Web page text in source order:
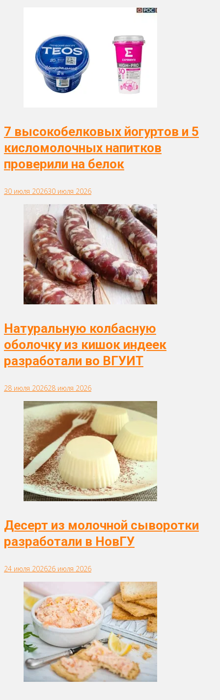
7 высокобелковых йогуртов и 5
кисломолочных напитков
проверили на белок
30 июля 202630 июля 2026
Натуральную колбасную
оболочку из кишок индеек
разработали во ВГУИТ
28 июля 202628 июля 2026
Десерт из молочной сыворотки
разработали в НовГУ
24 июля 202626 июля 2026